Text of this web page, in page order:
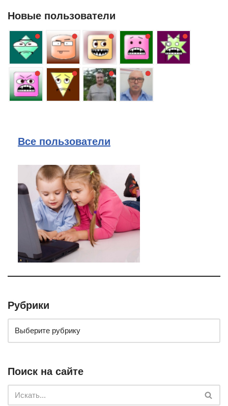
Новые пользователи
Все пользователи
Рубрики
Поиск на сайте